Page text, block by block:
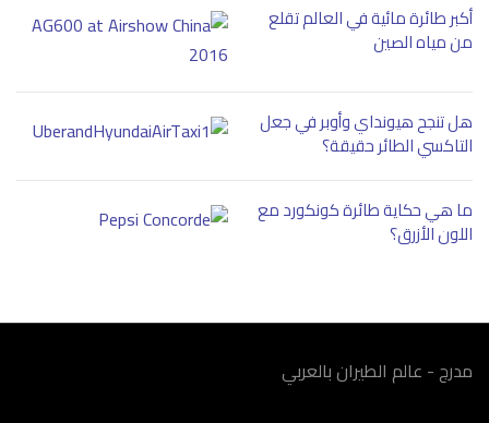
أكبر طائرة مائية في العالم تقلع
من مياه الصين
هل تنجح هيونداي وأوبر في جعل
التاكسي الطائر حقيقة؟
ما هي حكاية طائرة كونكورد مع
اللون الأزرق؟
مدرج - عالم الطيران بالعربي